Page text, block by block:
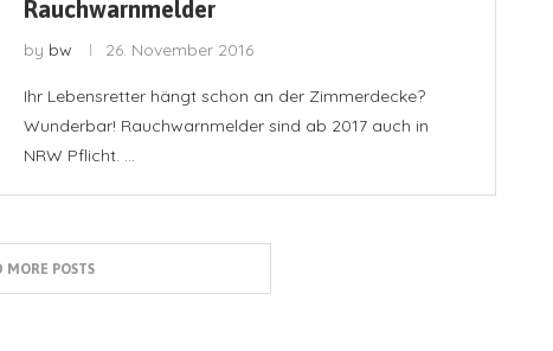
Rauchwarnmelder
by bw 26. November 2016
Ihr Lebensretter hängt schon an der Zimmerdecke?
Wunderbar! Rauchwarnmelder sind ab 2017 auch in
NRW Pflicht. …
MORE POSTS